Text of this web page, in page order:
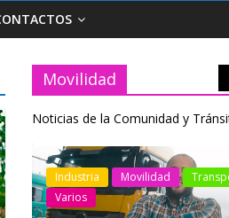
Movilidad
Noticias de la Comunidad y
Industria Movilidad
Varios